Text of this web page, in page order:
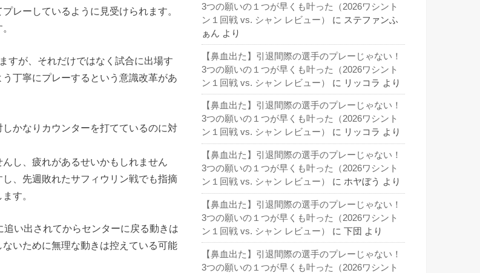
レーしているように見受けられます。
すが、それだけではなく試合に出場す
丁寧にプレーするという意識改革があ
かなりカウンターを打てているのに対
し、疲れがあるせいかもしれません
、先週敗れたサフィウリン戦でも指摘
す。
い出されてからセンターに戻る動きは
いために無理な動きは控えている可能
3つの願いの１つが早くも叶った（2026ワシント
ン１回戦 vs. シャン レビュー）
に ステファンふ
ぁん より
【鼻血出た】引退間際の選手のプレーじゃない！
3つの願いの１つが早くも叶った（2026ワシント
ン１回戦 vs. シャン レビュー）
に リッコラ より
【鼻血出た】引退間際の選手のプレーじゃない！
3つの願いの１つが早くも叶った（2026ワシント
ン１回戦 vs. シャン レビュー）
に リッコラ より
【鼻血出た】引退間際の選手のプレーじゃない！
3つの願いの１つが早くも叶った（2026ワシント
ン１回戦 vs. シャン レビュー）
に ホヤぼう より
【鼻血出た】引退間際の選手のプレーじゃない！
3つの願いの１つが早くも叶った（2026ワシント
ン１回戦 vs. シャン レビュー）
に 下団 より
【鼻血出た】引退間際の選手のプレーじゃない！
3つの願いの１つが早くも叶った（2026ワシント